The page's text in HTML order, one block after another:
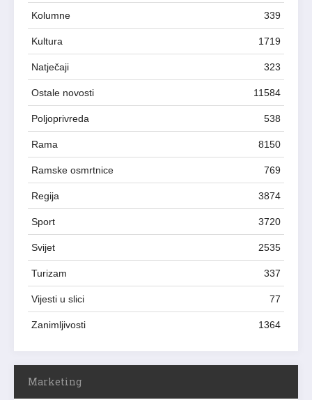
Kolumne 339
Kultura 1719
Natječaji 323
Ostale novosti 11584
Poljoprivreda 538
Rama 8150
Ramske osmrtnice 769
Regija 3874
Sport 3720
Svijet 2535
Turizam 337
Vijesti u slici 77
Zanimljivosti 1364
Marketing